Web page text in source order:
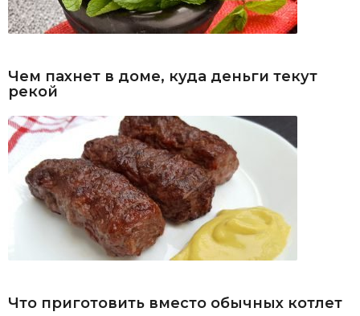
Чем пахнет в доме, куда деньги текут
рекой
Что приготовить вместо обычных котлет